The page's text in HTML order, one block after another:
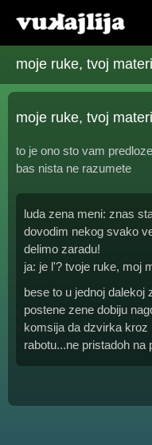
moje ruke, tvoj
moje ruke, tvoj
to je ono sto vam
bas nista ne razumete
luda zena meni: znas
dovodim nekog svako
delimo zaradu!
ja: je l'? tvoje ruke, moj
bese to u jednoj dalekoj
postene zene dobiju
komsija da dzvirka kroz
rabotu...ne pristadoh